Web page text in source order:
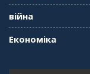
війна
Економіка